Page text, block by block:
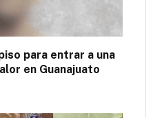
para entrar a una
en Guanajuato